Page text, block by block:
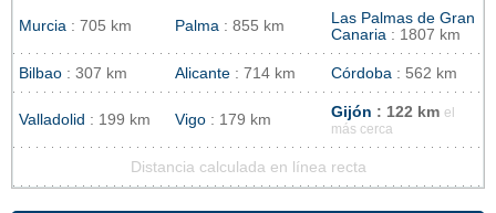
Murcia : 705 km Palma : 855 km
Las Palmas de Gran
Canaria : 1807 km
Bilbao : 307 km Alicante : 714 km Córdoba : 562 km
Valladolid : 199 km Vigo : 179 km Gijón : 122 km el
más cerca
Distancia calculada en línea recta